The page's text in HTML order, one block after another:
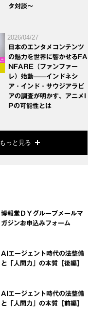
タ対談～
2026/04/27
日本のエンタメコンテンツ
の魅力を世界に響かせるFA
NFARE（ファンファー
レ）始動——インドネシ
ア・インド・サウジアラビ
アの調査が明かす、アニメI
Pの可能性とは
もっと見る
博報堂ＤＹグループメールマ
ガジンお申込みフォーム
AIエージェント時代の法整備
と「人間力」の本質【後編】
AIエージェント時代の法整備
と「人間力」の本質【前編】